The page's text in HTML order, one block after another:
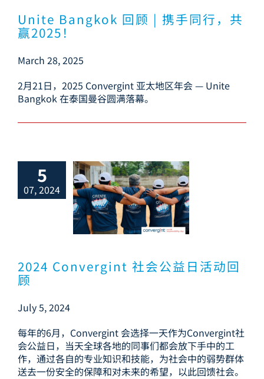
Unite Bangkok 回顾 | 携手同行，共
赢2025！
March 28, 2025
2月21日，2025 Convergint 亚太地区年会 — Unite
Bangkok 在泰国曼谷圆满落幕。
5
07, 2024
2024 Convergint 社会公益日活动回
顾
July 5, 2024
每年的6月，Convergint 会选择一天作为Convergint社
会公益日，当天全球各地的同事们都会放下手中的工
作，通过各自的专业知识和技能，为社会中的弱势群体
送去一份安全的保障和对未来的希望，以此回馈社会。